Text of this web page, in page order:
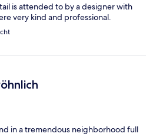
is attended to by a designer with
very kind and professional.
in a tremendous neighborhood full